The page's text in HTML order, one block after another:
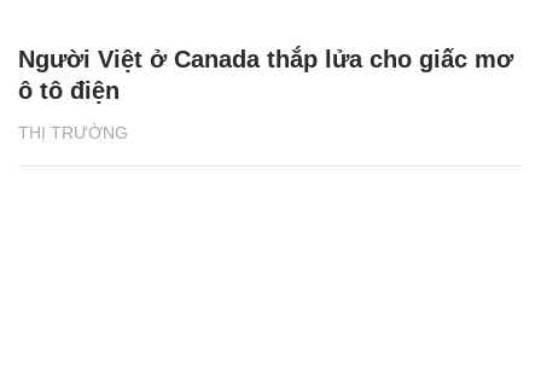
THỊ TRƯỜNG
Người Việt ở Canada thắp lửa cho giấc mơ
ô tô điện